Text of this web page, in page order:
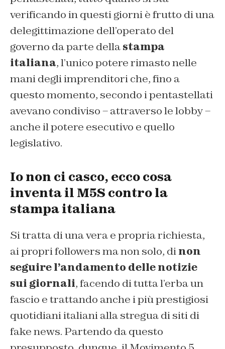
verificando in questi giorni è frutto di una
delegittimazione dell’operato del
governo da parte dellastampa
italiana, l’unico potere rimasto nelle
mani degli imprenditori che, fino a
questo momento, secondo i pentastellati
avevano condiviso – attraverso le lobby –
anche il potere esecutivo e quello
legislativo.
Io non ci casco, ecco cosa
inventa il M5S contro la
stampa italiana
Si tratta di una vera e propria richiesta,
ai propri followers ma non solo, dinon
seguire l’andamento delle notizie
sui giornali, facendo di tutta l’erba un
fascio e trattando anche i più prestigiosi
quotidiani italiani alla stregua di siti di
fake news. Partendo da questo